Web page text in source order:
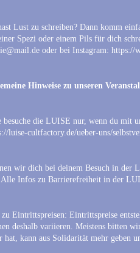
Lust zu schreiben? Dann komm
Spezi oder einem Pils für dich
oder bei Instagram: https://
Hinweise zu unseren
besuche die LUISE nur, wenn du mit
luise-cultfactory.de/ueber-uns/
wir dich bei deinem Besuch in der
Infos zu Barrierefreiheit in der
Eintrittspreisen: Eintrittspreise
deshalb variieren. Meistens bitten
hat, kann aus Solidarität mehr geben